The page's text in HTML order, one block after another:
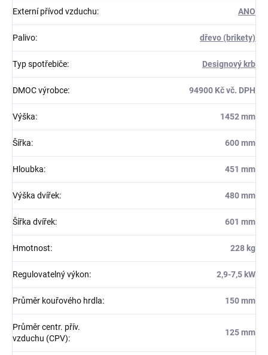
Externí přívod vzduchu: ANO
Palivo: dřevo (brikety)
Typ spotřebiče: Designový krb
DMOC výrobce: 94900 Kč vč. DPH
Výška: 1452 mm
Šířka: 600 mm
Hloubka: 451 mm
Výška dvířek: 480 mm
Šířka dvířek: 601 mm
Hmotnost: 228 kg
Regulovatelný výkon: 2,9-7,5 kW
Průměr kouřového hrdla: 150 mm
Průměr centr. přív.
vzduchu (CPV):
125 mm